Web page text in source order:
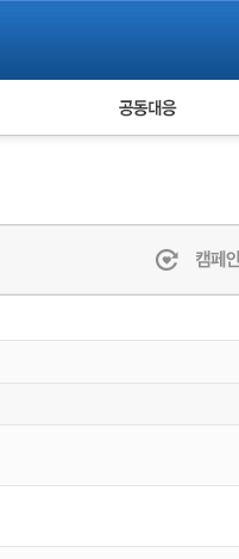
피해자 공동대응